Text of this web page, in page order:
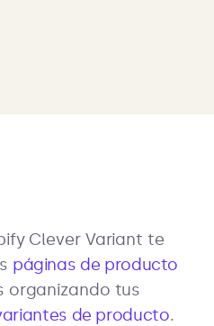
Clever Variant te
páginas de producto
organizando tus
de producto.